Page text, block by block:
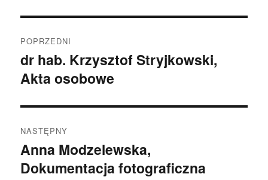
wpisu
POPRZEDNI
Poprzedni
wpis:
dr hab. Krzysztof Stryjkowski,
Akta osobowe
NASTĘPNY
Następny
wpis:
Anna Modzelewska,
Dokumentacja fotograficzna